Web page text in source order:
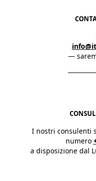
—
I nostri consulenti
numero
a disposizione dal